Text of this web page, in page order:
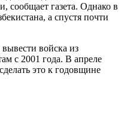
сообщает газета. Однако в
а спустя почти
войска из
с 2001 года. В апреле
это к годовщине